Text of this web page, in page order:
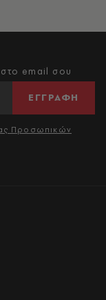
στο email σου
ΕΓΓΡΑΦΗ
Προσωπικών